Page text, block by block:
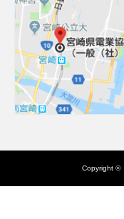
Copyright ©